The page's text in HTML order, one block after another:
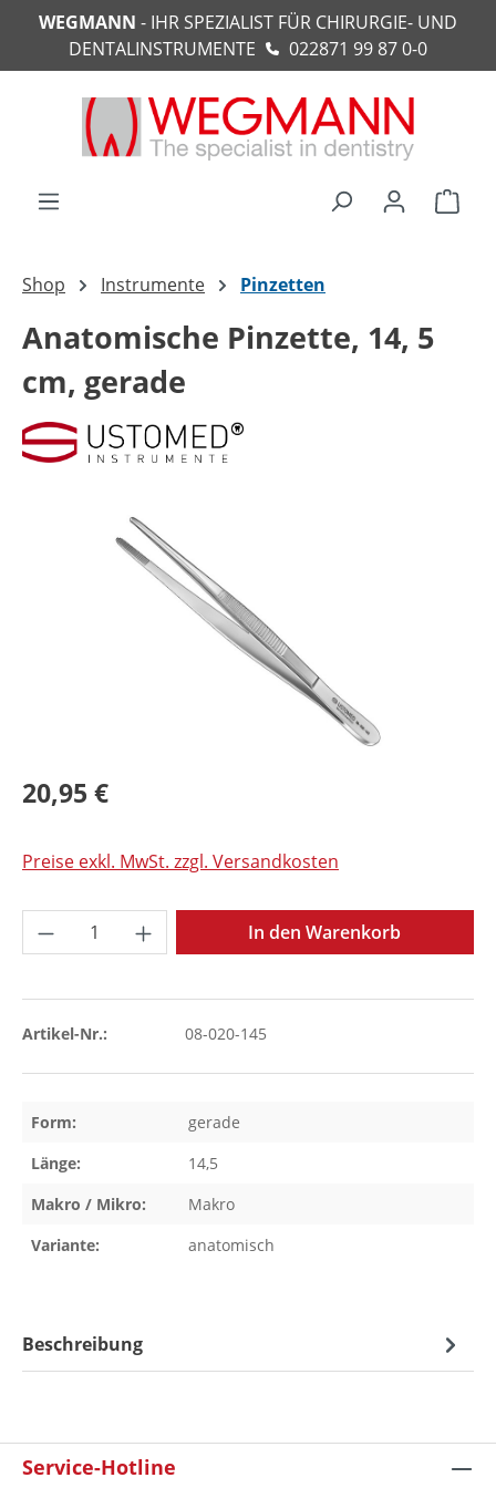
springen
WEGMANN - IHR SPEZIALIST FÜR CHIRURGIE- UND
DENTALINSTRUMENTE
022871 99 87 0-0
Shop Instrumente Pinzetten
Anatomische Pinzette, 14, 5
cm, gerade
Bildergalerie überspringen
20,95 €
Preise exkl. MwSt. zzgl. Versandkosten
Produkt Anzahl: Gib den gewünschten
In den Warenkorb
Artikel-Nr.: 08-020-145
Form:
gerade
Länge:
14,5
Makro / Mikro:
Makro
Variante:
anatomisch
Beschreibung
Service-Hotline